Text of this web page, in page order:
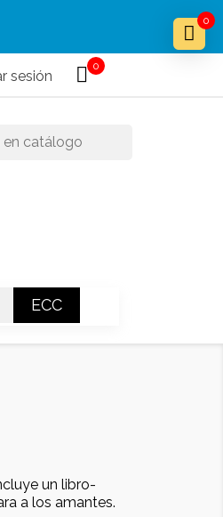
sesión
0
0
ECC
un libro-
a los amantes.